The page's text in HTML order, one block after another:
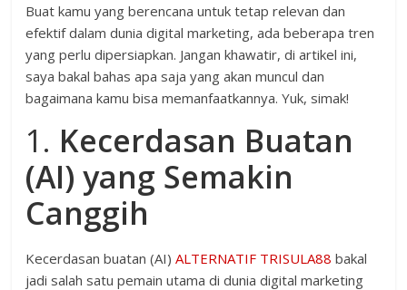
Buat kamu yang berencana untuk tetap relevan dan
efektif dalam dunia digital marketing, ada beberapa tren
yang perlu dipersiapkan. Jangan khawatir, di artikel ini,
saya bakal bahas apa saja yang akan muncul dan
bagaimana kamu bisa memanfaatkannya. Yuk, simak!
1. Kecerdasan Buatan
(AI) yang Semakin
Canggih
Kecerdasan buatan (AI)ALTERNATIF TRISULA88 bakal
jadi salah satu pemain utama di dunia digital marketing